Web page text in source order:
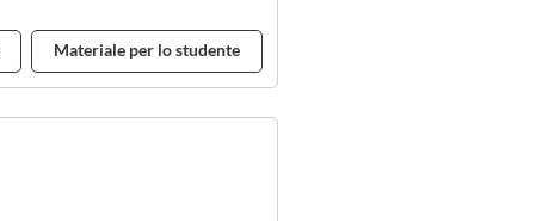
Materiale per lo studente